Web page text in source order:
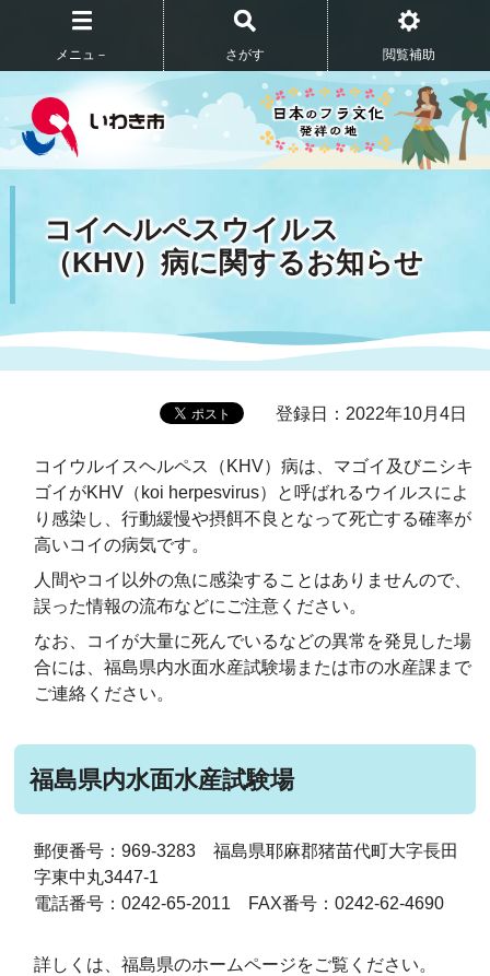
メニュ－ さがす 閲覧補助
コイヘルペスウイルス
（KHV）病に関するお知らせ
登録日：2022年10月4日
コイウルイスヘルペス（KHV）病は、マゴイ及びニシキ
ゴイがKHV（koi herpesvirus）と呼ばれるウイルスによ
り感染し、行動緩慢や摂餌不良となって死亡する確率が
高いコイの病気です。
人間やコイ以外の魚に感染することはありませんので、
誤った情報の流布などにご注意ください。
なお、コイが大量に死んでいるなどの異常を発見した場
合には、福島県内水面水産試験場または市の水産課まで
ご連絡ください。
福島県内水面水産試験場
郵便番号：969-3283 福島県耶麻郡猪苗代町大字長田
字東中丸3447-1
電話番号：0242-65-2011 FAX番号：0242-62-4690
詳しくは、福島県のホームページをご覧ください。